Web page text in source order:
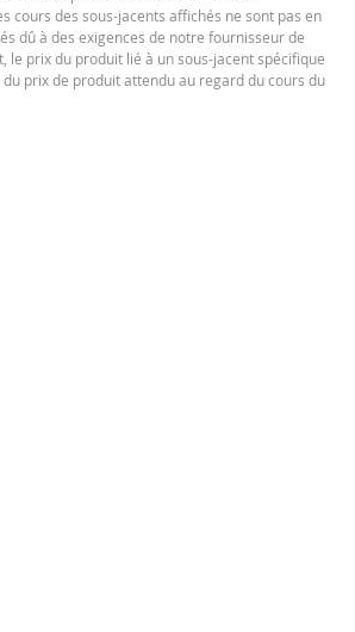
cours des sous-jacents affichés ne sont pas en
dû à des exigences de notre fournisseur de
le prix du produit lié à un sous-jacent spécifique
prix de produit attendu au regard du cours du